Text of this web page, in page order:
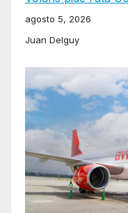
agosto 5, 2026
Juan Delguy